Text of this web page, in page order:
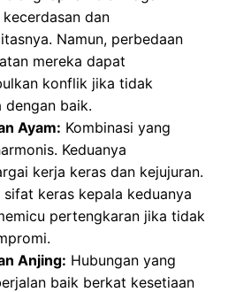
dan
Namun, perbedaan
mereka dapat
konflik jika tidak
dengan baik.
Ayam: Kombinasi yang
Keduanya
kerja keras dan kejujuran.
sifat keras kepala keduanya
pertengkaran jika tidak
Anjing: Hubungan yang
baik berkat kesetiaan